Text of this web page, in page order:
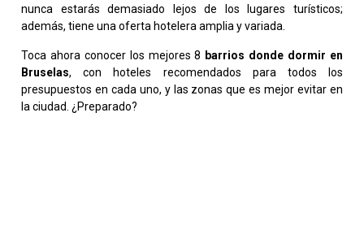
nunca estarás demasiado lejos de los lugares turísticos;
además, tiene una oferta hotelera amplia y variada.
Toca ahora conocer los mejores 8 barrios donde dormir en
Bruselas, con hoteles recomendados para todos los
presupuestos en cada uno, y las zonas que es mejor evitar en
la ciudad. ¿Preparado?